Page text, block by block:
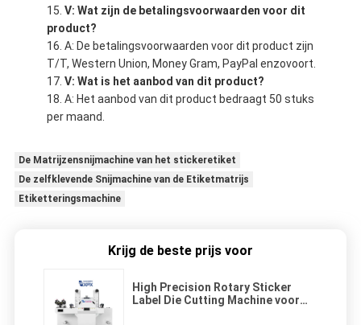
V: Wat zijn de betalingsvoorwaarden voor dit
product?
A: De betalingsvoorwaarden voor dit product zijn
T/T, Western Union, Money Gram, PayPal enzovoort.
V: Wat is het aanbod van dit product?
A: Het aanbod van dit product bedraagt 50 stuks
per maand.
De Matrijzensnijmachine van het stickeretiket
De zelfklevende Snijmachine van de Etiketmatrijs
Etiketteringsmachine
Krijg de beste prijs voor
High Precision Rotary Sticker
Label Die Cutting Machine voor